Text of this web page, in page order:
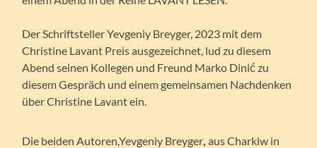
Der Schriftsteller Yevgeniy Breyger, 2023 mit dem
Christine Lavant Preis ausgezeichnet, lud zu diesem
Abend seinen Kollegen und Freund Marko Dinić zu
diesem Gespräch und einem gemeinsamen Nachdenken
über Christine Lavant ein.
Die beiden Autoren,Yevgeniy Breyger,aus Charkiw in